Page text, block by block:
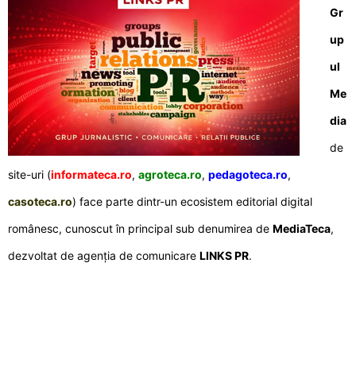
Gr
up
ul
Me
dia
de
site-uri (informateca.ro, agroteca.ro, pedagoteca.ro,
casoteca.ro) face parte dintr-un ecosistem editorial digital
românesc, cunoscut în principal sub denumirea de MediaTeca,
dezvoltat de agenția de comunicare LINKS PR.